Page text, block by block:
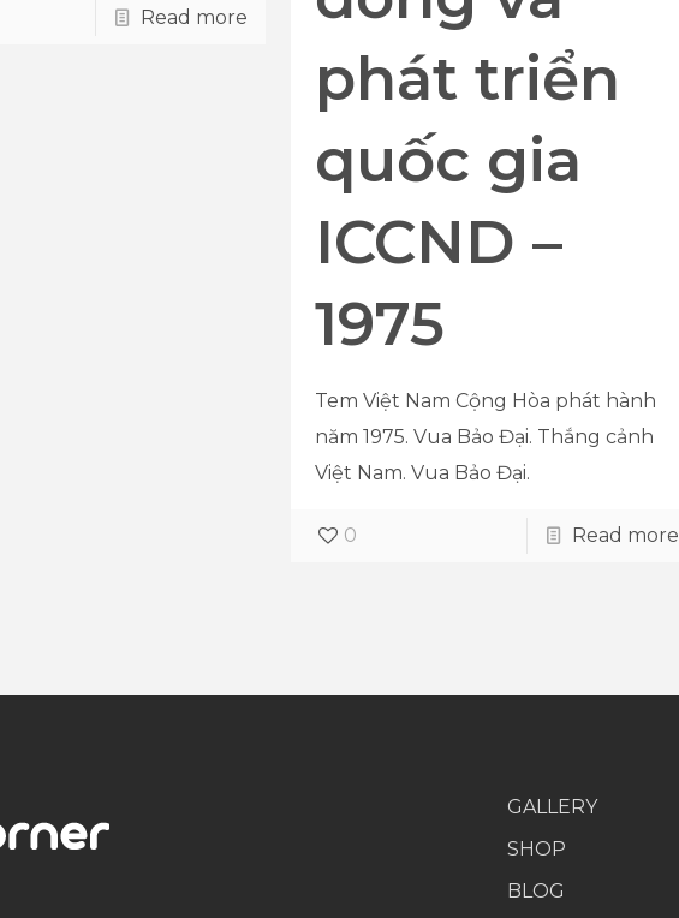
Read more
phát triển
quốc gia
ICCND –
1975
Tem Việt Nam Cộng Hòa phát hành
năm 1975. Vua Bảo Đại. Thắng cảnh
Việt Nam. Vua Bảo Đại.
0 Read more
GALLERY
SHOP
BLOG